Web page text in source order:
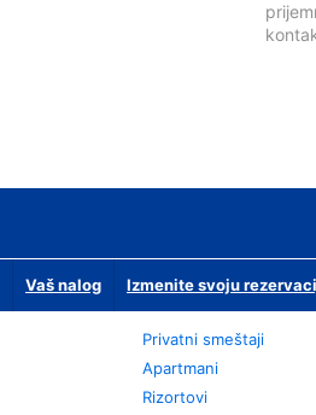
Vaš nalog Izmenite svoju
Privatni smeštaji
Apartmani
Rizortovi